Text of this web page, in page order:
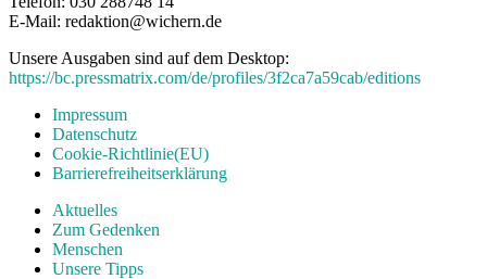
E-Mail: redaktion@wichern.de
Unsere Ausgaben sind auf dem Desktop:
https://bc.pressmatrix.com/de/profiles/3f2ca7a59cab/editions
Impressum
Datenschutz
Cookie-Richtlinie(EU)
Barrierefreiheitserklärung
Aktuelles
Zum Gedenken
Menschen
Unsere Tipps